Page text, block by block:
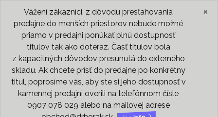
Vážení zákazníci, z dôvodu presťahovania
predajne do menších priestorov nebude možné
priamo v predajni ponúkať plnú dostupnosť
titulov tak ako doteraz. Časť titulov bola
z kapacitných dôvodov presunutá do externého
skladu. Ak chcete prísť do predajne po konkrétny
titul, poprosíme vás, aby ste si jeho dostupnosť v
kamennej predajni overili na telefónnom čísle
0907 078 029 alebo na mailovej adrese
×